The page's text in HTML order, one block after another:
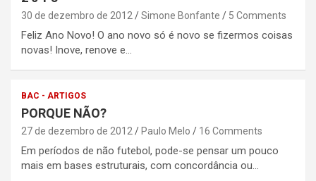
30 de dezembro de 2012 Simone Bonfante 5 Comments
Feliz Ano Novo! O ano novo só é novo se fizermos coisas
novas! Inove, renove e…
BAC - ARTIGOS
PORQUE NÃO?
27 de dezembro de 2012 Paulo Melo 16 Comments
Em períodos de não futebol, pode-se pensar um pouco
mais em bases estruturais, com concordância ou…